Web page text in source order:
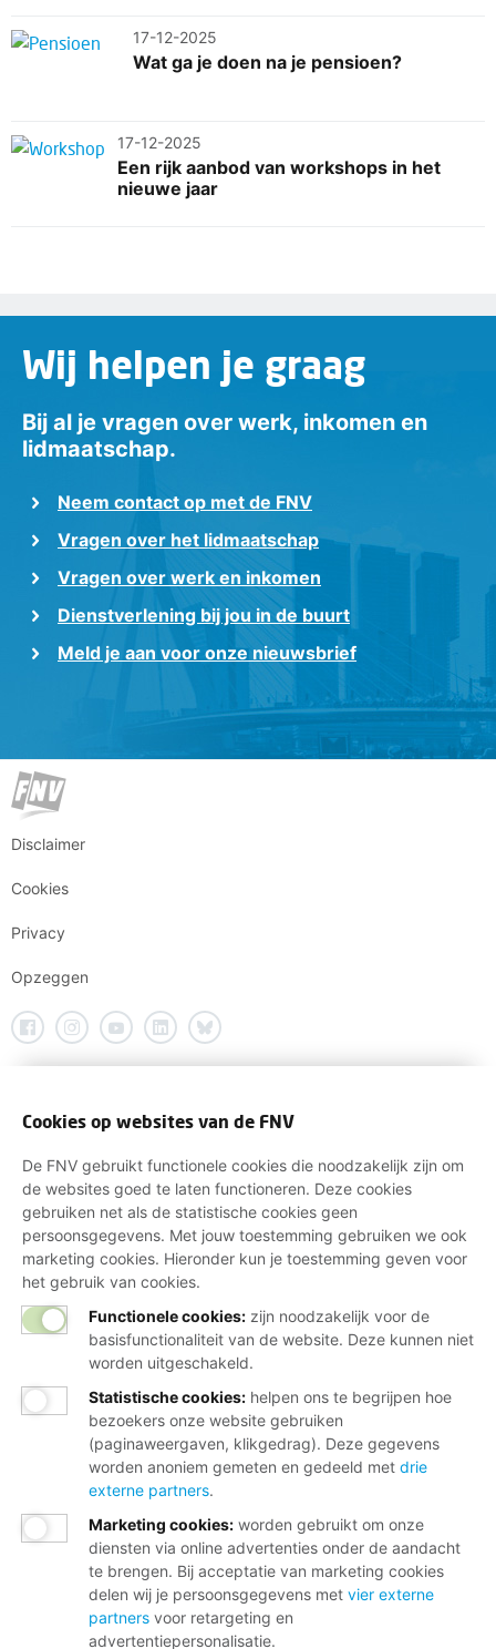
17-12-2025
Wat ga je doen na je pensioen?
17-12-2025
Een rijk aanbod van workshops in het
nieuwe jaar
Wij helpen je graag
Bij al je vragen over werk, inkomen en
lidmaatschap.
Neem contact op met de FNV
Vragen over het lidmaatschap
Vragen over werk en inkomen
Dienstverlening bij jou in de buurt
Meld je aan voor onze nieuwsbrief
Disclaimer
Cookies
Privacy
Opzeggen
Cookies op websites van de FNV
De FNV gebruikt functionele cookies die noodzakelijk zijn om
de websites goed te laten functioneren. Deze cookies
gebruiken net als de statistische cookies geen
persoonsgegevens. Met jouw toestemming gebruiken we ook
marketing cookies. Hieronder kun je toestemming geven voor
het gebruik van cookies.
Functionele cookies: zijn noodzakelijk voor de
basisfunctionaliteit van de website. Deze kunnen niet
worden uitgeschakeld.
Statistische cookies: helpen ons te begrijpen hoe
bezoekers onze website gebruiken
(paginaweergaven, klikgedrag). Deze gegevens
worden anoniem gemeten en gedeeld met drie
externe partners.
Marketing cookies: worden gebruikt om onze
diensten via online advertenties onder de aandacht
te brengen. Bij acceptatie van marketing cookies
delen wij je persoonsgegevens met vier externe
partners voor retargeting en
advertentiepersonalisatie.